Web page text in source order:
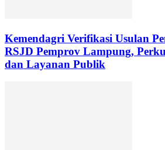
Kemendagri Verifikasi Usulan
RSJD Pemprov Lampung,
dan Layanan Publik